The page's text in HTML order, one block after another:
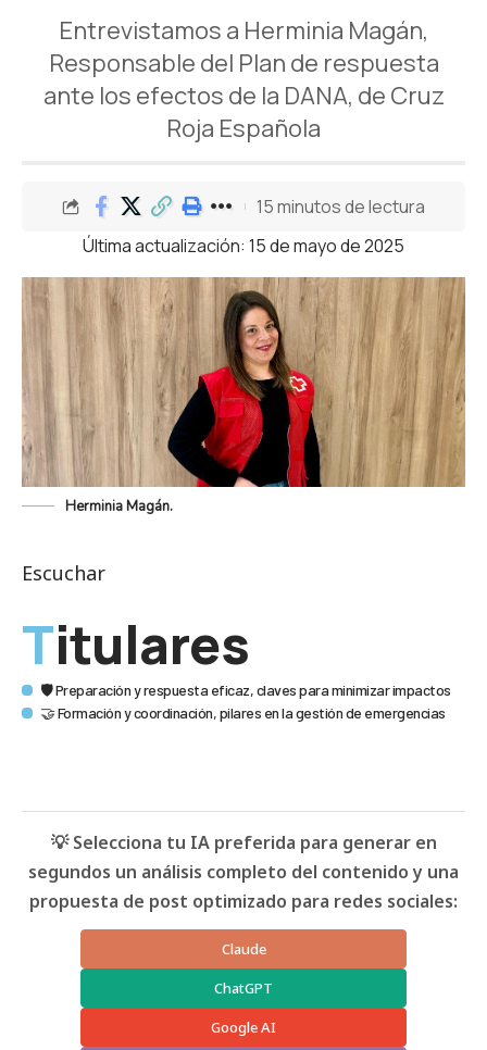
Entrevistamos a Herminia Magán,
Responsable del Plan de respuesta
ante los efectos de la DANA, de Cruz
Roja Española
Última actualización: 15 de mayo de 2025
15 minutos de lectura
Herminia Magán.
Escuchar
Titulares
🛡️ Preparación y respuesta eficaz, claves para minimizar impactos
🤝 Formación y coordinación, pilares en la gestión de emergencias
💡 Selecciona tu IA preferida para generar en
segundos un análisis completo del contenido y una
propuesta de post optimizado para redes sociales:
Claude
ChatGPT
Google AI